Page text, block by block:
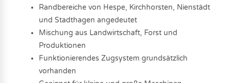
Randbereiche von Hespe, Kirchhorsten, Nienstädt
und Stadthagen angedeutet
Mischung aus Landwirtschaft, Forst und
Produktionen
Funktionierendes Zugsystem grundsätzlich
vorhanden